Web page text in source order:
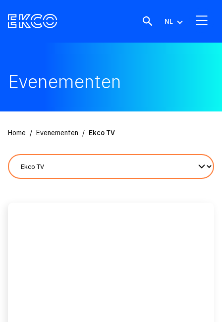
NL
Evenementen
Home Evenementen Ekco TV